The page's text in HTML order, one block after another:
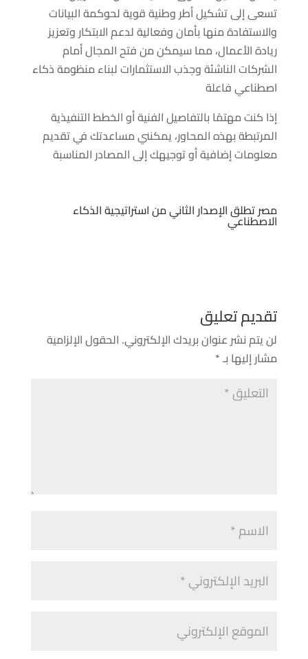
تسعى إلى تشكيل أطر وطنية قوية لحوكمة البيانات
والاستفادة منها بأمان وفعالية لدعم الابتكار وتعزيز
ريادة الأعمال، مما سيمكن من فتح المجال أمام
الشركات الناشئة وجذب الاستثمارات لبناء منظومة ذكاء
اصطناعي فاعلة
إذا كنت مهتمًا بالتفاصيل الفنية أو الخطط التنفيذية
المرتبطة بهذه المحاور، يمكنني مساعدتك في تقديم
معلومات إضافية أو توجيهك إلى المصادر المناسبة
مصر تطلق الإصدار الثاني من استراتيجية الذكاء
الاصطناعي
تقديم تعليق
لن يتم نشر عنوان بريدك الإلكتروني. الحقول الإلزامية
مشار إليها بـ*